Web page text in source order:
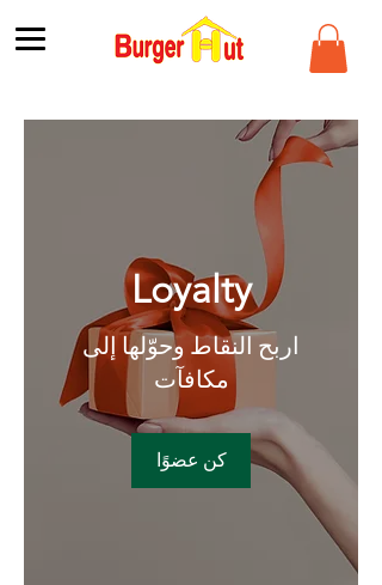
Loyalty
اربح النقاط وحوّلها إلى
مكافآت
كن عضوًا